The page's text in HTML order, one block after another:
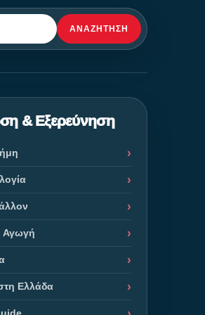
ΑΝΑΖΉΤΗΣΗ
& Εξερεύνηση
Αγωγή
Ελλάδα